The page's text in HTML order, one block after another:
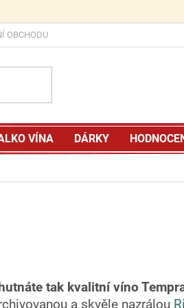
OBCHODU
VÍNA DÁRKY
tak kvalitní víno
a skvěle nazrálou